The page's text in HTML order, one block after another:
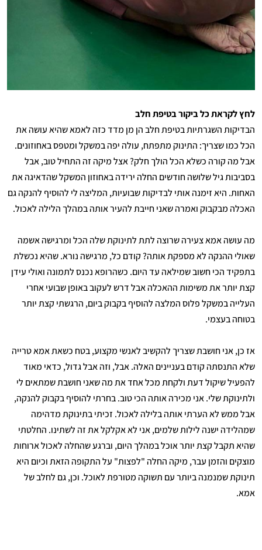
לחץ לקראת כל ביקור בטיפת חלב
הבדיקות השגרתיות בטיפת חלב הן מן מדד כזה לאמא שהיא עושה את
הכל כמו שצריך: התינוק מתפתח, עולה יפה במשקל ומטפס באחוזונים.
אבל מה קורה כשלא הכל הולך חלק? אצל מיקה זה התחיל טוב, אבל
בסביבות גיל שלושה חודשים החלה ירידה באחוזון המשקל שהדאיגה את
האחות. היא זימנה אותי לבדיקות שבועיות, המליצה לי להוסיף להנקה גם
האכלה מבקבוק ואמרה שאני חייבת להעיר אותה במהלך הלילה לאכול.
מה עושה אמא צעירה שרוצה לתת לתינוקת שלה הכל ומרגישה אשמה
שאולי ההנקה לא מספקת אותה? קודם כל, מרגישה נורא. שהיא נכשלת
בתפקיד הכי חשוב שמילאה עד היום. כשהרופא נכנס לתמונה ואולי עידן
קצת יותר את משימות ההאכלה אבל דרש לעקוב באופן שבועי אחרי
העלייה במשקל פלוס המלצה להוסיף בקבוק ביום, הרגשתי קצת יותר
בטוחה בעצמי.
אז כן, אני חושבת שצריך להקשיב לאנשי מקצוע, בטח כשאת אמא טרייה
שלא התנסתה קודם בעניינים האלה. אבל, וזה אבל גדול, כדאי מאוד
להפעיל שיקול דעת ולקחת מכל אחד את מה שאני חושבת שמתאים לי
ולתינוקת שלי. אני מכירה אותה הכי טוב. בחרתי להוסיף בקבוק להנקה,
אבל ממש לא הערתי אותה בלילה לאכול. זכיתי בתינוקת מדהימה
שמהלידה ישנה לילות שלמים, אני לא אקלקל את זה לשתינו. החלטתי
שהיא תקבל קצת יותר אוכל במהלך היום, וברגע שהחלה לאכול ארוחות
מוצקים והזמן עבר, מיקה החלה "לפצות" על התקופה הזאת וכיום היא
תינוקת שמנמנה ביותר עם תשוקה מטורפת לאוכל. וכן, גם לחלב של
אמא.